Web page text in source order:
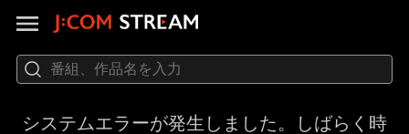
システムエラーが発生しました。しばらく時